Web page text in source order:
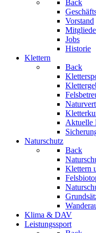
Back
Vorstand
Jobs
Historie
Klettern
Back
Aktuelle
Naturschutz
Back
Klettern
Klima & DAV
Leistungssport